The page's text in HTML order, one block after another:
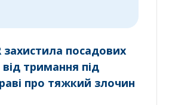
захистила посадових
від тримання під
про тяжкий злочин